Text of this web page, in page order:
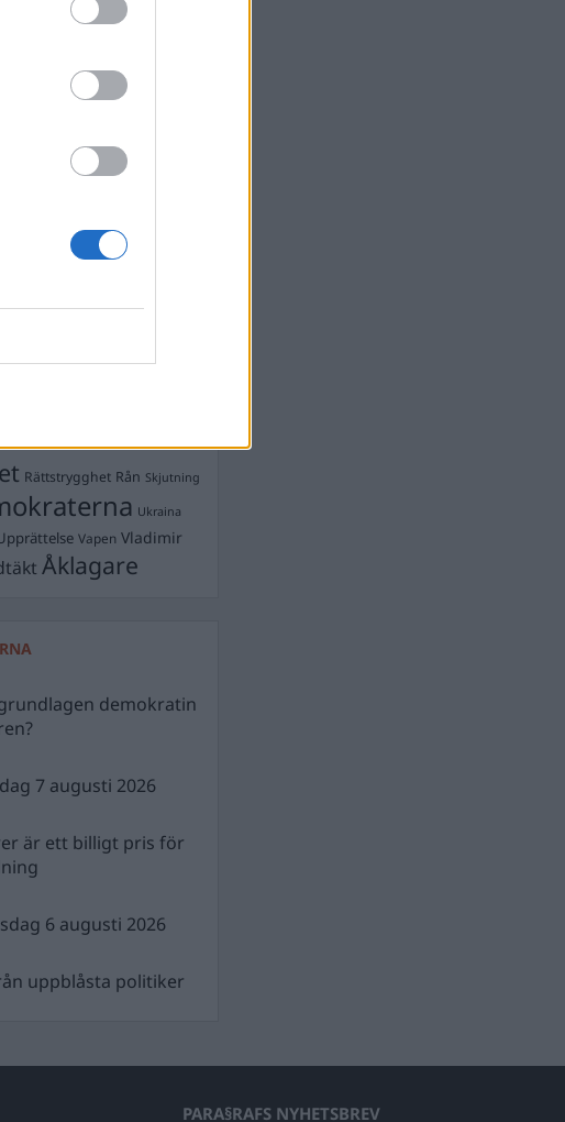
Andreas
Brottslighet Börje
R P Carlsson
Kokainmålet
Pålsson
Ricard A R Nilsson
Rättstrygghet Rån Skjutning
Ukraina
Vapen Vladimir
Åklagare
demokratin
7 augusti 2026
är ett billigt pris för
6 augusti 2026
uppblåsta politiker
PARA§RAFS NYHETSBREV